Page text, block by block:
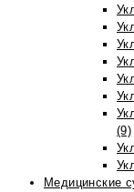
(9)
Медицинские